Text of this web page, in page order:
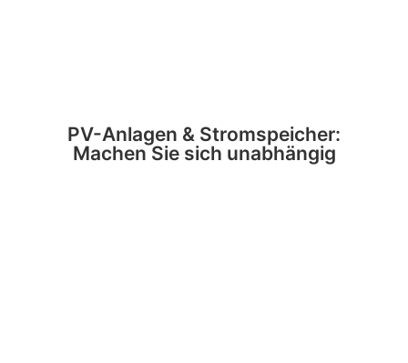
PV-Anlagen & Stromspeicher:
Machen Sie sich unabhängig